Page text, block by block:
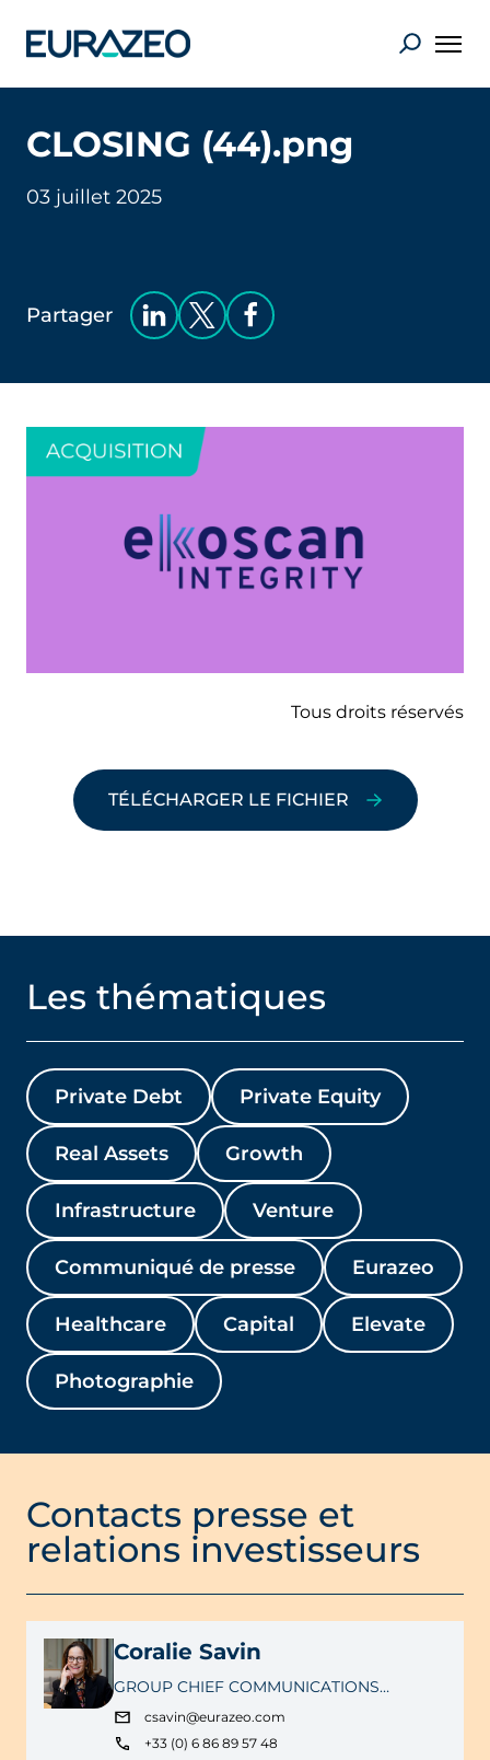
CLOSING (44).png
03 juillet 2025
Partager
Tous droits réservés
TÉLÉCHARGER LE FICHIER
Les thématiques
Private Debt Private Equity
Real Assets Growth
Infrastructure Venture
Communiqué de presse Eurazeo
Healthcare Capital Elevate
Photographie
Contacts presse et
relations investisseurs
Coralie Savin
GROUP CHIEF COMMUNICATIONS
OFFICER
csavin@eurazeo.com
+33 (0) 6 86 89 57 48